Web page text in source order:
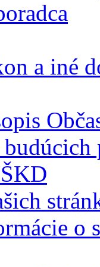
a iné
o